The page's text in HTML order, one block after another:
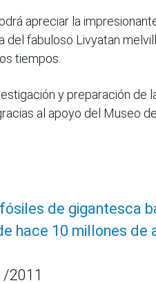
apreciar la
del fabuloso Livyatan
tiempos.
y preparación de
al apoyo del Museo
de gigantesca
hace 10 millones de
2011